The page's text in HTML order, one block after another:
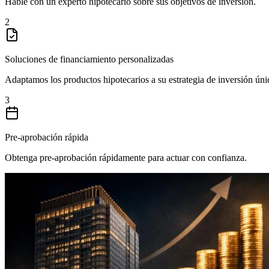
2
Soluciones de financiamiento personalizadas
Adaptamos los productos hipotecarios a su estrategia de inversión
3
Pre-aprobación rápida
Obtenga pre-aprobación rápidamente para actuar con confianza.